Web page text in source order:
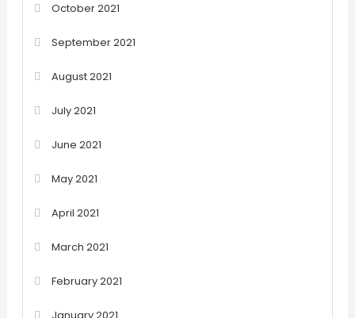
October 2021
September 2021
August 2021
July 2021
June 2021
May 2021
April 2021
March 2021
February 2021